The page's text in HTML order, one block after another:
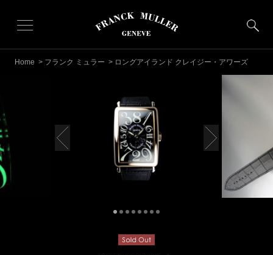
Home > フランク ミュラー > ロングアイランド クレイジー・アワーズ